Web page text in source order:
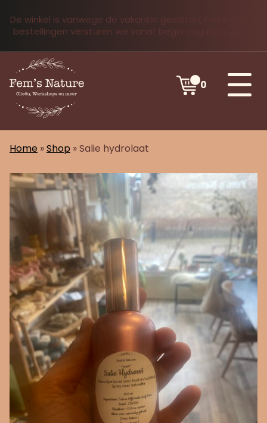
De winkel is vanwege de vakantie gesloten, maar online
bestellingen versturen we vanaf begin augustus weer.
0
Home »Shop »Salie hydrolaat